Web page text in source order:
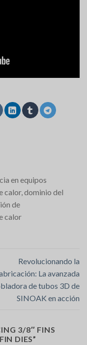
en equipos
calor, dominio del
de
calor
Revolucionando la
La avanzada
de tubos 3D de
SINOAK en acción
3/8″ FINS
DIES”